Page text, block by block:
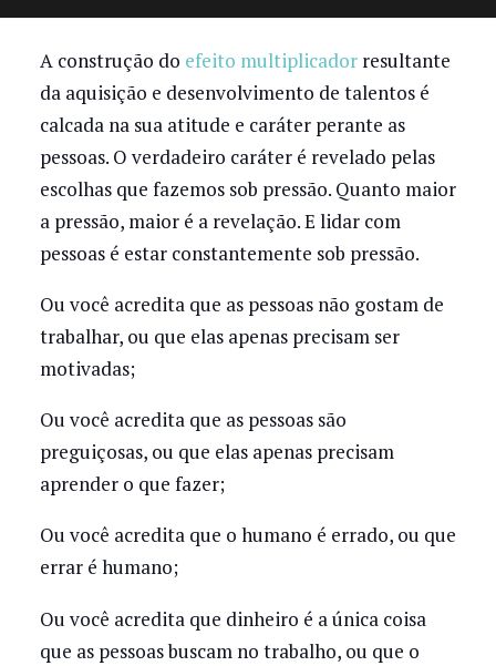
A construção do efeito multiplicadorresultante
da aquisição e desenvolvimento de talentos é
calcada na sua atitude e caráter perante as
pessoas. O verdadeiro caráter é revelado pelas
escolhas que fazemos sob pressão. Quanto maior
a pressão, maior é a revelação. E lidar com
pessoas é estar constantemente sob pressão.
Ou você acredita que as pessoas não gostam de
trabalhar, ou que elas apenas precisam ser
motivadas;
Ou você acredita que as pessoas são
preguiçosas, ou que elas apenas precisam
aprender o que fazer;
Ou você acredita que o humano é errado, ou que
errar é humano;
Ou você acredita que dinheiro é a única coisa
que as pessoas buscam no trabalho, ou que o